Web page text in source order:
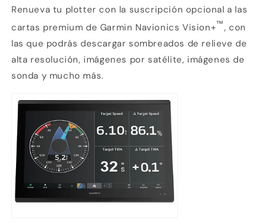
Renueva tu plotter con la suscripción opcional a las
cartas premium de Garmin Navionics Vision+™, con
las que podrás descargar sombreados de relieve de
alta resolución, imágenes por satélite, imágenes de
sonda y mucho más.